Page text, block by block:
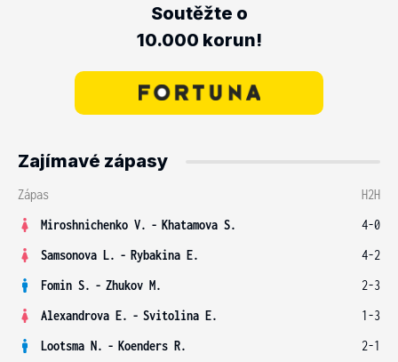
Soutěžte o
10.000 korun!
Zajímavé zápasy
Zápas
H2H
Miroshnichenko V. - Khatamova S.
4-0
Samsonova L. - Rybakina E.
4-2
Fomin S. - Zhukov M.
2-3
Alexandrova E. - Svitolina E.
1-3
Lootsma N. - Koenders R.
2-1